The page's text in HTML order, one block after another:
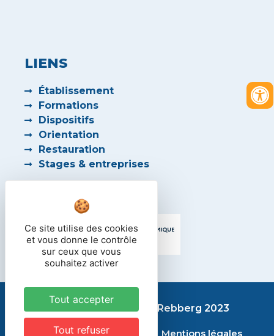
LIENS
Établissement
Formations
Dispositifs
Orientation
Restauration
Stages & entreprises
Lycée des métiers du Rebberg 2023
Contact Plan du site Mentions légales
Ce site utilise des cookies
et vous donne le contrôle
sur ceux que vous
souhaitez activer
Tout accepter
Tout refuser